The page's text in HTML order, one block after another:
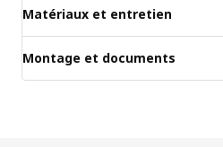
Matériaux et entretien
Montage et documents